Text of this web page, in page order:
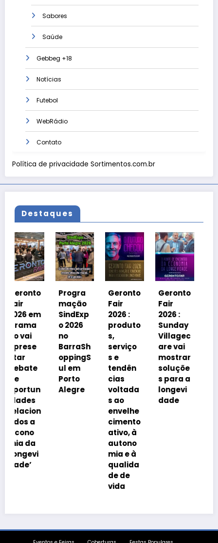
Sabores
Saúde
Gebbeg +18
Notícias
Futebol
WebRádio
Contato
Política de privacidade Sortimentos.com.br
Destaques
Progra
mação
SindExp
o 2026
no
BarraSh
oppingS
ul em
Porto
Alegre
Geronto
Fair
2026 :
produto
serviço
s e
tendên
cias
voltada
Geronto
Fair
2026 :
Sunday
are vai
mostrar
soluçõe
s para a
longevi
dade
Geronto
Fair
2026 em
Grama
do
debater
á
avanço
imobiliá
rio
impulsi
onado
pelo